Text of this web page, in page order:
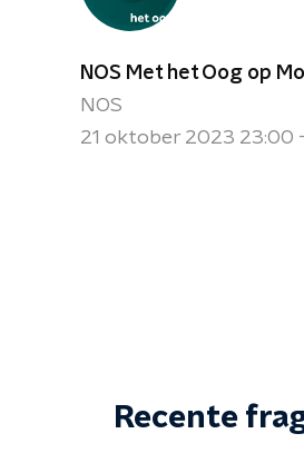
NOS Met het Oog op
NOS
21 oktober 2023 23:00
Recente